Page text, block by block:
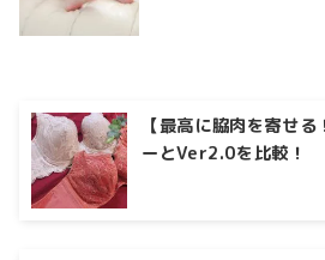
【最高に脇肉を寄せ
ーとVer2.0を比較！